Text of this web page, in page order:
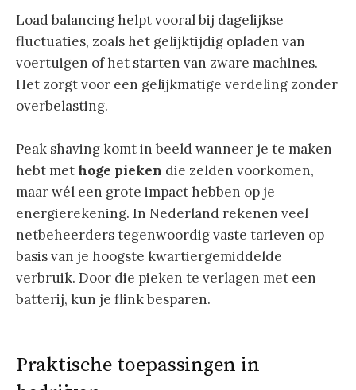
Load balancing helpt vooral bij dagelijkse
fluctuaties, zoals het gelijktijdig opladen van
voertuigen of het starten van zware machines.
Het zorgt voor een gelijkmatige verdeling zonder
overbelasting.
Peak shaving komt in beeld wanneer je te maken
hebt met hoge pieken die zelden voorkomen,
maar wél een grote impact hebben op je
energierekening. In Nederland rekenen veel
netbeheerders tegenwoordig vaste tarieven op
basis van je hoogste kwartiergemiddelde
verbruik. Door die pieken te verlagen met een
batterij, kun je flink besparen.
Praktische toepassingen in